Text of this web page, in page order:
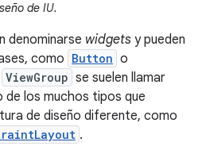
de IU.
denominarse widgets y pueden
como Button o
ViewGroup se suelen llamar
de los muchos tipos que
de diseño diferente, como
.